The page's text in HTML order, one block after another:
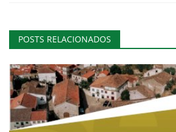
POSTS RELACIONADOS